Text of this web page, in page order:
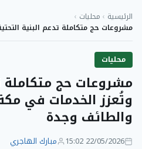
إلى
المحتوى
الرئيسية › محليات ›
مشروعات حج متكاملة تدعم البنية
محليات
مشروعات حج متكاملة
وتُعزز الخدمات في
والطائف وجدة
22/05/2026 15:02 مبارك الهاجري